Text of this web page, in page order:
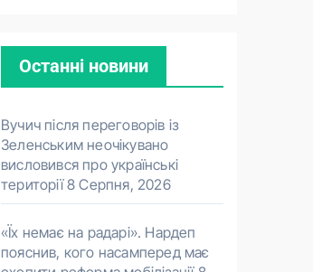
Останні новини
Вучич після переговорів із
Зеленським неочікувано
висловився про українські
території 8 Серпня, 2026
«Їх немає на радарі». Нардеп
пояснив, кого насамперед має